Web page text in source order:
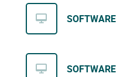
SOFTWARE
SOFTWARE